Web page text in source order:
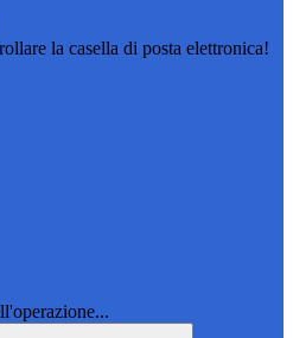
la casella di posta elettronica!